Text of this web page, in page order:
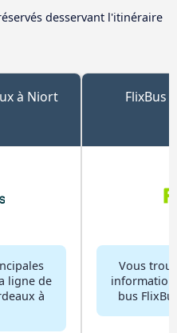
desservant l'itinéraire
à Niort
ligne de
à
FlixBus
Vous
bus